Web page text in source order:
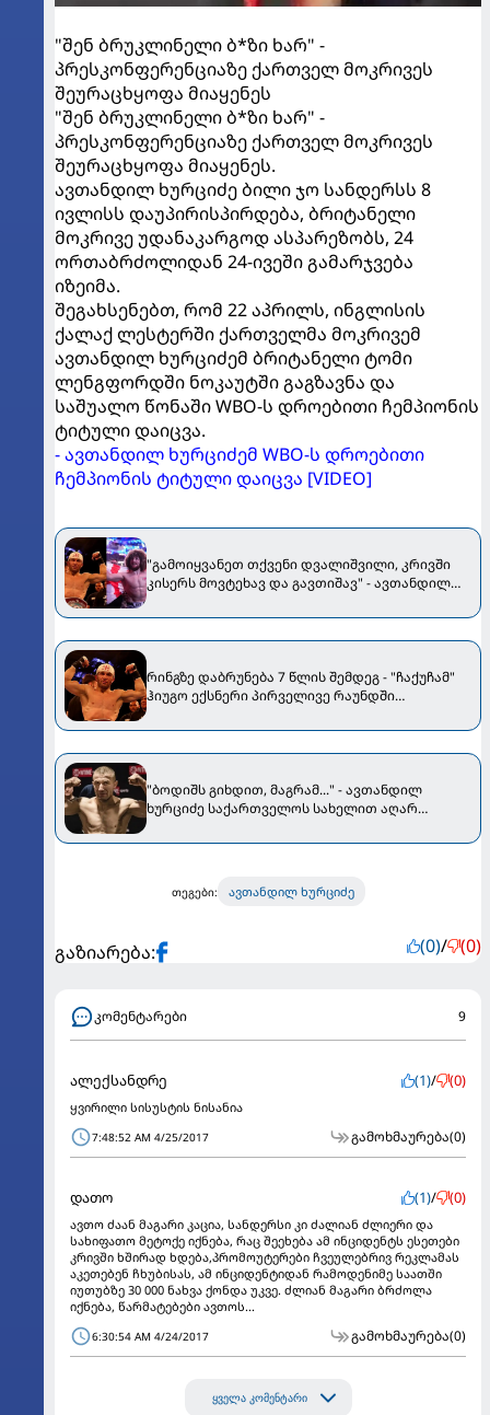
"შენ ბრუკლინელი ბ*ზი ხარ" -
პრესკონფერენციაზე ქართველ მოკრივეს
შეურაცხყოფა მიაყენეს
"შენ ბრუკლინელი ბ*ზი ხარ" -
პრესკონფერენციაზე ქართველ მოკრივეს
შეურაცხყოფა მიაყენეს.
ავთანდილ ხურციძე ბილი ჯო სანდერსს 8
ივლისს დაუპირისპირდება, ბრიტანელი
მოკრივე უდანაკარგოდ ასპარეზობს, 24
ორთაბრძოლიდან 24-ივეში გამარჯვება
იზეიმა.
შეგახსენებთ, რომ 22 აპრილს, ინგლისის
ქალაქ ლესტერში ქართველმა მოკრივემ
ავთანდილ ხურციძემ ბრიტანელი ტომი
ლენგფორდში ნოკაუტში გაგზავნა და
საშუალო წონაში WBO-ს დროებითი ჩემპიონის
ტიტული დაიცვა.
- ავთანდილ ხურციძემ WBO-ს დროებითი
ჩემპიონის ტიტული დაიცვა [VIDEO]
"გა­მო­იყ­ვა­ნეთ თქვე­ნი დვა­ლიშ­ვი­ლი, კრივში
კისერს მოვტეხავ და გავთიშავ" - ავთანდილ
რინგზე დაბრუნება 7 წლის შემდეგ - "ჩაქუჩამ"
ჰიუგო ექსნერი პირველივე რაუნდში
"ბოდიშს გიხდით, მაგრამ..." - ავთანდილ
ხურციძე საქართველოს სახელით აღარ
თეგები: ავთანდილ ხურციძე
გაზიარება: (0)/ (0)
კომენტარები 9
ალექსანდრე (1)/ (0)
ყვირილი სისუსტის ნისანია
7:48:52 AM 4/25/2017 გამოხმაურება(0)
დათო (1)/ (0)
ავთო ძაან მაგარი კაცია, სანდერსი კი ძალიან ძლიერი და
სახიფათო მეტოქე იქნება, რაც შეეხება ამ ინციდენტს ესეთები
კრივში ხშირად ხდება,პრომოუტერები ჩვეულებრივ რეკლამას
აკეთებენ ჩხუბისას, ამ ინციდენტიდან რამოდენიმე საათში
იუთუბზე 30 000 ნახვა ქონდა უკვე. ძლიან მაგარი ბრძოლა
იქნება, წარმატებები ავთოს...
6:30:54 AM 4/24/2017 გამოხმაურება(0)
ყველა კომენტარი